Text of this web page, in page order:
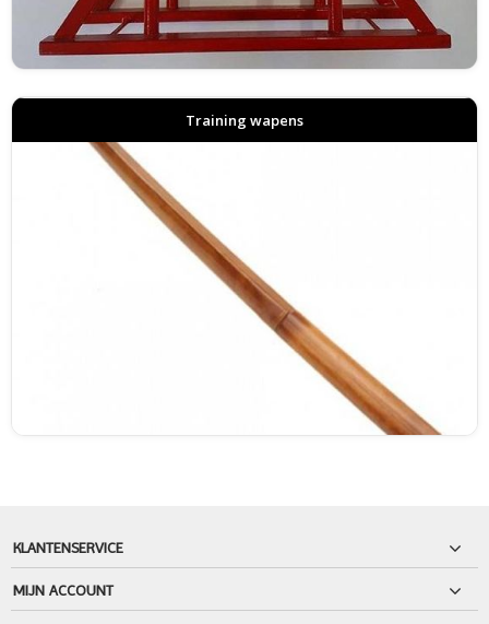
Training wapens
KLANTENSERVICE
MIJN ACCOUNT